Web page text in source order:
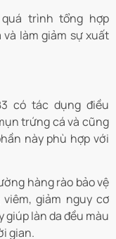
trình tổng hợp
làm giảm sự xuất
có tác dụng điều
trứng cá và cũng
này phù hợp với
hàng rào bảo vệ
giảm nguy cơ
làn da đều màu
gian.